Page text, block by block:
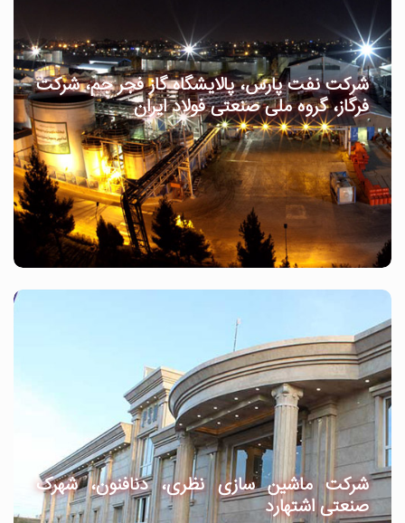
شرکت نفت پارس، پالایشگاه گاز فجر جم، شرکت
فرگاز، گروه ملی صنعتی فولاد ایران
شرکت ماشین سازی نظری، دنافنون، شهرک
صنعتی اشتهارد